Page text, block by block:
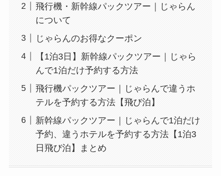
飛行機・新幹線パックツアー｜じゃらん
について
じゃらんのお得なクーポン
【1泊3日】新幹線パックツアー｜じゃら
んで1泊だけ予約する方法
飛行機パックツアー｜じゃらんで違うホ
テルを予約する方法【飛び泊】
新幹線パックツアー｜じゃらんで1泊だけ
予約、違うホテルを予約する方法【1泊3
日飛び泊】まとめ